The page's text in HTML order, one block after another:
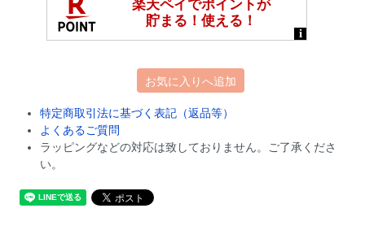
お気に入りへ追加
特定商取引法に基づく表記（返品等）
よくあるご質問
ラッピングなどの対応は致しておりません。ご了承くださ
い。